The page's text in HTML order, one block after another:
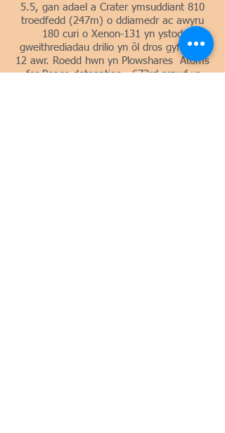
5.5, gan adael a Crater ymsuddiant 810
troedfedd (247m) o ddiamedr ac awyru
180 curi o Xenon-131 yn ystod
gweithrediadau drilio yn ôl dros gyfnod o
12 awr. Roedd hwn yn Plowshares Atoms
for Peace detonation. 673rd prawf yr